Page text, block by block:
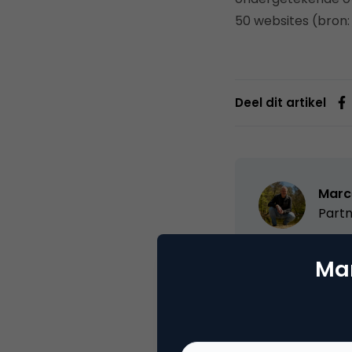
50 websites (bron:
Deel dit artikel
VPRO,